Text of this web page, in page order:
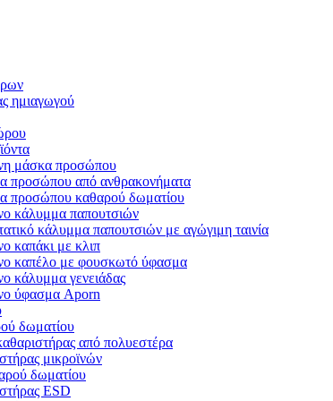
ημιαγωγού
μάσκα προσώπου
προσώπου από ανθρακονήματα
προσώπου καθαρού δωματίου
κάλυμμα παπουτσιών
κάλυμμα παπουτσιών με αγώγιμη ταινία
καπάκι με κλιπ
καπέλο με φουσκωτό ύφασμα
κάλυμμα γενειάδας
ύφασμα Aporn
δωματίου
από πολυεστέρα
μικροϊνών
δωματίου
ESD